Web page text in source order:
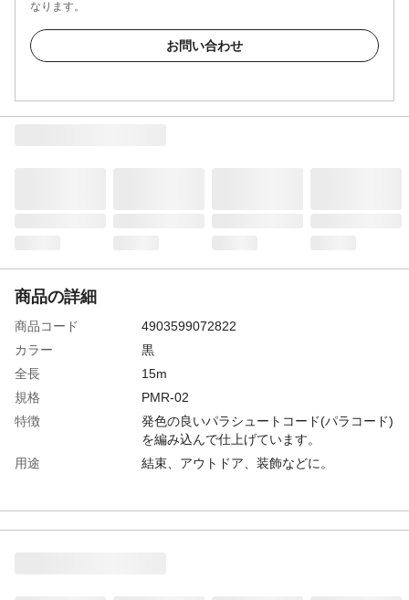
なります。
お問い合わせ
商品の詳細
商品コード
4903599072822
カラー
黒
全長
15m
規格
PMR-02
特徴
発色の良いパラシュートコード(パラコード)
を編み込んで仕上げています。
用途
結束、アウトドア、装飾などに。
生産国
中国
引張強度
約250kN